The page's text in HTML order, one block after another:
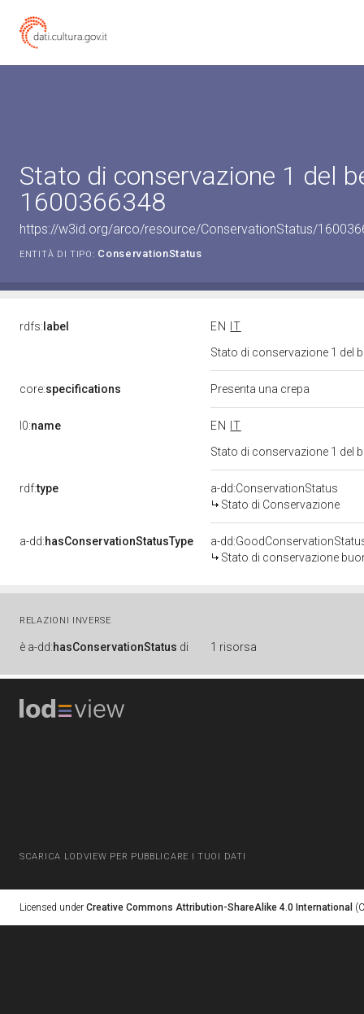
Stato di conservazione 1 del
1600366348
https://w3id.org/arco/resource/ConservationStatus/
ENTITÀ DI TIPO: ConservationStatus
rdfs: label EN
IT
Stato di conservazione 1 del
core:specifications Presenta una crepa
l0:name EN
IT
Stato di conservazione 1 del
rdf:type
a-dd:ConservationStatus
Stato di Conservazione
a-dd:hasConservationStatusType
a-
Stato di conservazione
RELAZIONI INVERSE
è a-dd:hasConservationStatus di 1 risorsa
SCARICA LODVIEW PER PUBBLICARE I TUOI DATI
Licensed under Creative Commons Attribution-ShareAlike 4.0 International